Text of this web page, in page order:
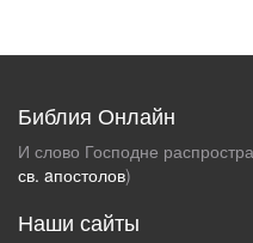
Библия Онлайн
И слово Господне
св. aпостолов)
Наши сайты